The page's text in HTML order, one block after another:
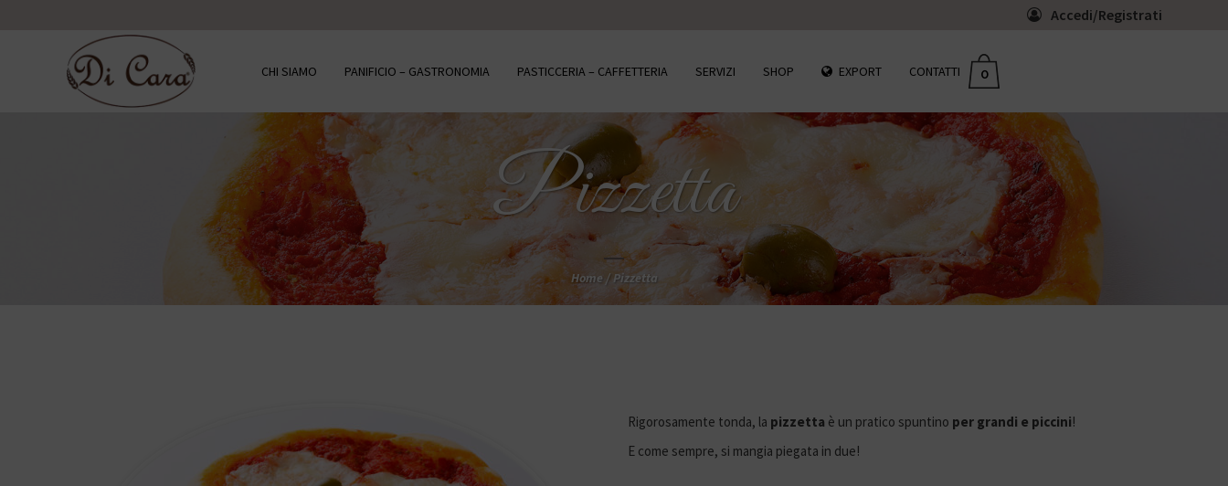
Accedi/Registrati
0
CHI SIAMO PANIFICIO – GASTRONOMIA PASTICCERIA – CAFFETTERIA SERVIZI SHOP EXPORT CONTATTI
Pizzetta
Home /Pizzetta
Rigorosamente tonda, la pizzetta è un pratico spuntino per grandi e piccini!
E come sempre, si mangia piegata in due!